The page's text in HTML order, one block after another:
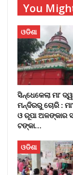
You
ଓଡିଶା
ସିନ୍ଧେକେଲା ମା’
ମନ୍ଦିରରୁ ଚୋରି :
ଓ ରୂପା ଅଳଙ୍କାର
ଟଙ୍କା…
ଓଡିଶା